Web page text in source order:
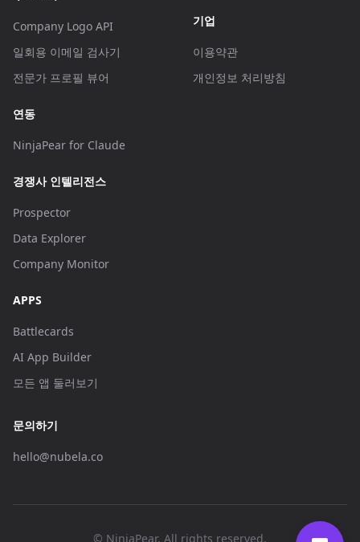
Company Logo API
일회용 이메일 검사기
전문가 프로필 뷰어
연동
NinjaPear for Claude
경쟁사 인텔리전스
Prospector
Data Explorer
Company Monitor
APPS
Battlecards
AI App Builder
모든 앱 둘러보기
기업
이용약관
개인정보 처리방침
문의하기
hello@nubela.co
© NinjaPear. All rights reserved.